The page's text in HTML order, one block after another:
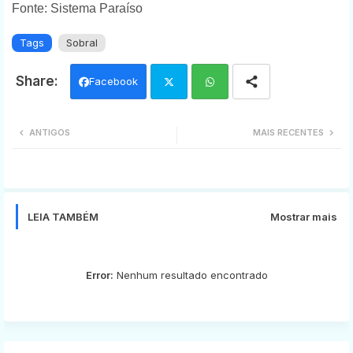
Fonte: Sistema Paraíso
Tags Sobral
Facebook
MAIS RECENTES
ANTIGOS
LEIA TAMBÉM Mostrar mais
Error: Nenhum resultado encontrado